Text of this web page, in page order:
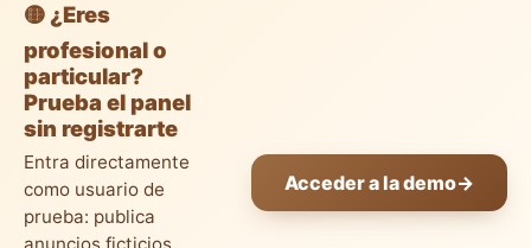
🟡 ¿Eres
profesional o
particular?
Prueba el panel
sin registrarte
Entra directamente
como usuario de
prueba: publica
Acceder a la demo→